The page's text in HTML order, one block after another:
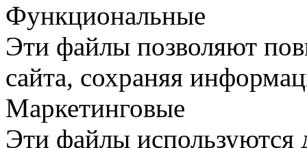
Функциональные
Эти файлы позволяют
сайта, сохраняя
Маркетинговые
Эти файлы используются